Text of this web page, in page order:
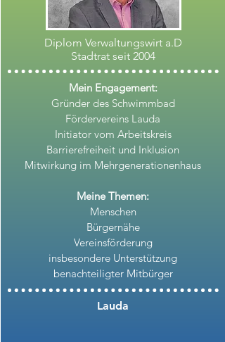
Diplom Verwaltungswirt a.D
Stadtrat seit 2004
Mein Engagement:
Gründer des Schwimmbad
Fördervereins Lauda
Initiator vom Arbeitskreis
Barrierefreiheit und Inklusion
Mitwirkung im Mehrgenerationenhaus
Meine Themen:
Menschen
Bürgernähe
Vereinsförderung
insbesondere Unterstützung
benachteiligter Mitbürger
Lauda